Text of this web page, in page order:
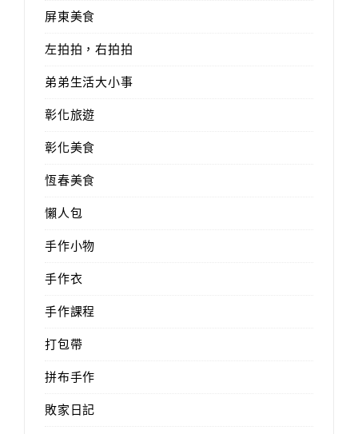
屏東美食
左拍拍，右拍拍
弟弟生活大小事
彰化旅遊
彰化美食
恆春美食
懶人包
手作小物
手作衣
手作課程
打包帶
拼布手作
敗家日記